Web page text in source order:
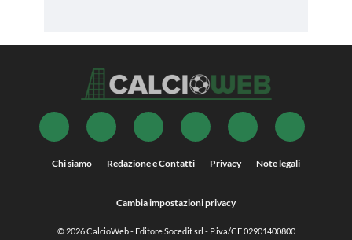
Chi siamo Redazione e Contatti Privacy Note legali
Cambia impostazioni privacy
© 2026CalcioWeb- Editore Socedit srl - P.iva/CF 02901400800